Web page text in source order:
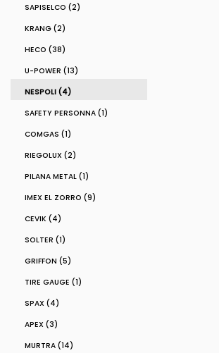
SAPISELCO (2)
KRANG (2)
HECO (38)
U-POWER (13)
NESPOLI (4)
SAFETY PERSONNA (1)
COMGAS (1)
RIEGOLUX (2)
PILANA METAL (1)
IMEX EL ZORRO (9)
CEVIK (4)
SOLTER (1)
GRIFFON (5)
TIRE GAUGE (1)
SPAX (4)
APEX (3)
MURTRA (14)